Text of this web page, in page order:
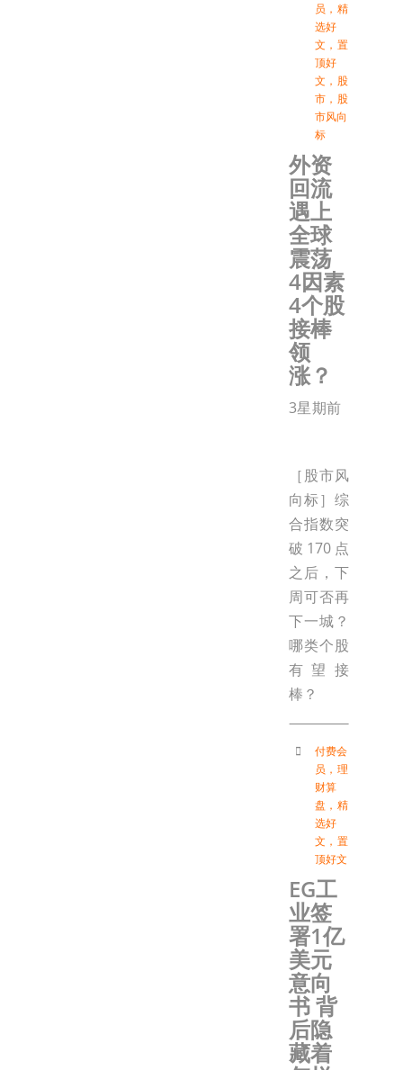
员 ， 精
选好
文 ， 置
顶好
文 ， 股
市 ， 股
市风向
标
外资
回流
遇上
全球
震荡
4因素
4个股
接棒
领
涨？
3星期前
［股市风
向标］综
合指数突
破170点
之后，下
周可否再
下一城？
哪类个股
有望接
棒？
付费会
员 ， 理
财算
盘 ， 精
选好
文 ， 置
顶好文
EG工
业签
署1亿
美元
意向
书 背
后隐
藏着